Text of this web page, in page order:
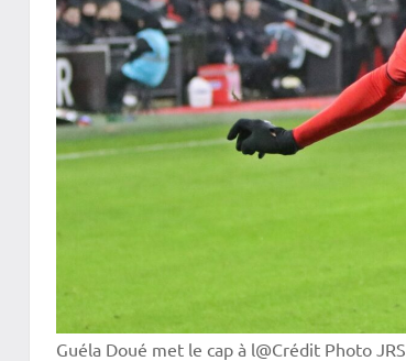
Guéla Doué met le cap à l@Crédit Photo JRS